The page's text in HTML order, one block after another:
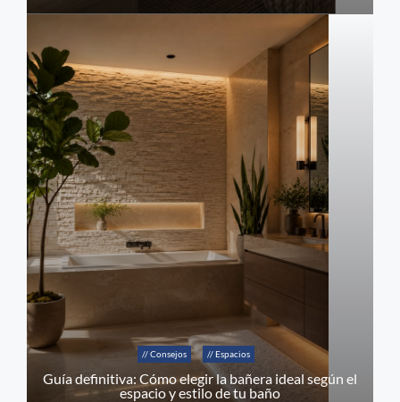
// Consejos // Espacios
Guía definitiva: Cómo elegir la bañera ideal según el
espacio y estilo de tu baño